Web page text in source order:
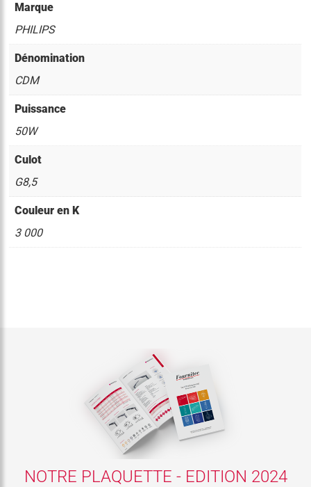
Marque
PHILIPS
Dénomination
CDM
Puissance
50W
Culot
G8,5
Couleur en K
3 000
NOTRE PLAQUETTE - EDITION 2024